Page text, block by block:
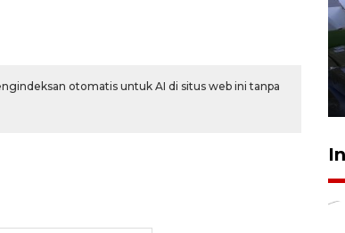
otomatis untuk AI di situs web ini tanpa
27 Juli 2026 22:32